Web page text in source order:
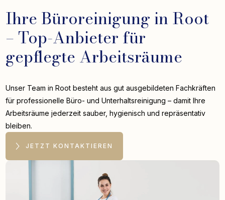
Ihre Büroreinigung in Root
– Top-Anbieter für
gepflegte Arbeitsräume
Unser Team in Root besteht aus gut ausgebildeten Fachkräften
für professionelle Büro- und Unterhaltsreinigung – damit Ihre
Arbeitsräume jederzeit sauber, hygienisch und repräsentativ
bleiben.
JETZT KONTAKTIEREN